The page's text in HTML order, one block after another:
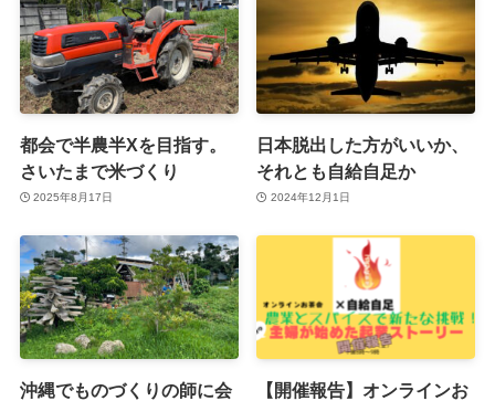
都会で半農半Xを目指す。
さいたまで米づくり
2025年8月17日
日本脱出した方がいいか、
それとも自給自足か
2024年12月1日
沖縄でものづくりの師に会
【開催報告】オンラインお